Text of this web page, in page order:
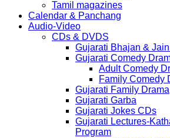
Tamil magazines
Calendar & Panchang
Audio-Video
CDs & DVDS
Gujarati Bhajan &
Gujarati Comedy
Adult Comedy
Family Comedy
Gujarati Family Drama
Gujarati Garba
Gujarati Jokes CDs
Gujarati Lectures-
Program